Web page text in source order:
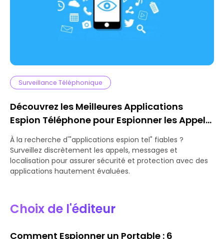
Surveillance Téléphonique
Découvrez les Meilleures Applications
Espion Téléphone pour Espionner les Appels,
Messages et Localisation
À la recherche d'"applications espion tel" fiables ?
Surveillez discrètement les appels, messages et
localisation pour assurer sécurité et protection avec des
applications hautement évaluées.
Choix de l'éditeur
Comment Espionner un Portable : 6